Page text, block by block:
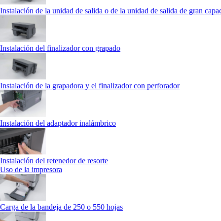
Instalación de la unidad de salida o de la unidad de salida de gran
Instalación del finalizador con grapado
Instalación de la grapadora y el finalizador con perforador
Instalación del adaptador inalámbrico
Instalación del retenedor de resorte
Uso de la impresora
Carga de la bandeja de 250 o 550 hojas